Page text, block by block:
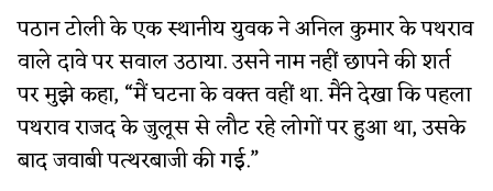
पठान टोली के एक स्थानीय युवक ने अनिल कुमार के पथराव
वाले दावे पर सवाल उठाया. उसने नाम नहीं छापने की शर्त
पर मुझे कहा, “मैं घटना के वक्त वहीं था. मैंने देखा कि पहला
पथराव राजद के जुलूस से लौट रहे लोगों पर हुआ था, उसके
बाद जवाबी पत्थरबाजी की गई.”